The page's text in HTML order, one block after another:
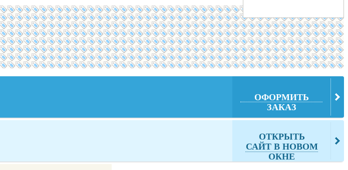
ОФОРМИТЬ
ЗАКАЗ
ОТКРЫТЬ
САЙТ В НОВОМ
ОКНЕ